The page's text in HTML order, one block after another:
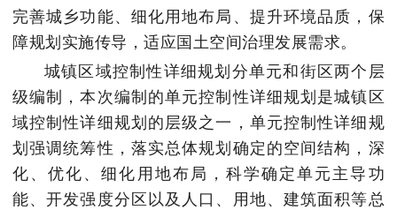
完善城乡功能、细化用地布局、提升环境品质，保
障规划实施传导，适应国土空间治理发展需求。
城镇区域控制性详细规划分单元和街区两个层
级编制，本次编制的单元控制性详细规划是城镇区
域控制性详细规划的层级之一，单元控制性详细规
划强调统筹性，落实总体规划确定的空间结构，深
化、优化、细化用地布局，科学确定单元主导功
能、开发强度分区以及人口、用地、建筑面积等总